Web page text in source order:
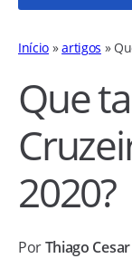
Início »artigos »
Que
2020?
PorThiago